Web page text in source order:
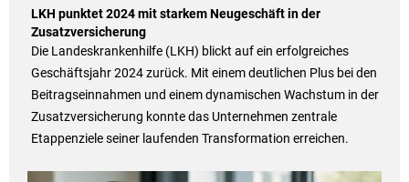
LKH punktet 2024 mit starkem Neugeschäft in der
Zusatzversicherung
Die Landeskrankenhilfe (LKH) blickt auf ein erfolgreiches
Geschäftsjahr 2024 zurück. Mit einem deutlichen Plus bei den
Beitragseinnahmen und einem dynamischen Wachstum in der
Zusatzversicherung konnte das Unternehmen zentrale
Etappenziele seiner laufenden Transformation erreichen.